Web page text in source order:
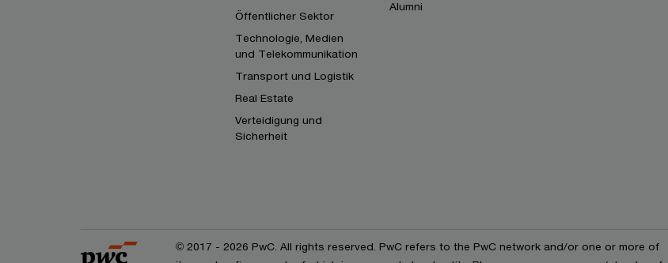
Öffentlicher Sektor
Technologie, Medien
und Telekommunikation
Transport und Logistik
Real Estate
Verteidigung und
Sicherheit
Alumni
© 2017 - 2026 PwC. All rights reserved. PwC refers to the PwC network and/or one or more of